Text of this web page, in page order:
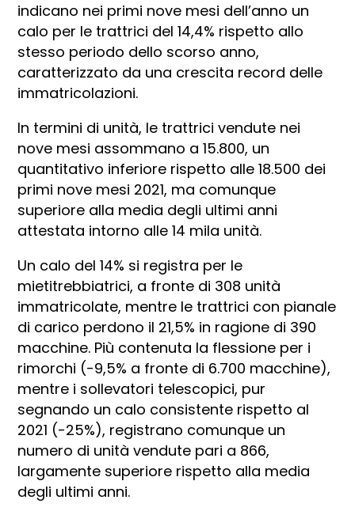
indicano nei primi nove mesi dell’anno un
calo per le trattrici del 14,4% rispetto allo
stesso periodo dello scorso anno,
caratterizzato da una crescita record delle
immatricolazioni.
In termini di unità, le trattrici vendute nei
nove mesi assommano a 15.800, un
quantitativo inferiore rispetto alle 18.500 dei
primi nove mesi 2021, ma comunque
superiore alla media degli ultimi anni
attestata intorno alle 14 mila unità.
Un calo del 14% si registra per le
mietitrebbiatrici, a fronte di 308 unità
immatricolate, mentre le trattrici con pianale
di carico perdono il 21,5% in ragione di 390
macchine. Più contenuta la flessione per i
rimorchi (-9,5% a fronte di 6.700 macchine),
mentre i sollevatori telescopici, pur
segnando un calo consistente rispetto al
2021 (-25%), registrano comunque un
numero di unità vendute pari a 866,
largamente superiore rispetto alla media
degli ultimi anni.